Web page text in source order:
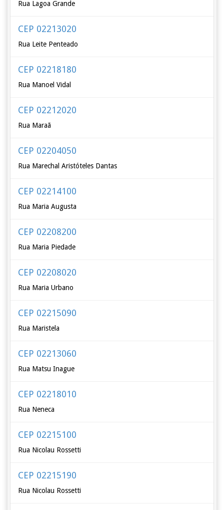
Rua Lagoa Grande
CEP 02213020
Rua Leite Penteado
CEP 02218180
Rua Manoel Vidal
CEP 02212020
Rua Maraã
CEP 02204050
Rua Marechal Aristóteles Dantas
CEP 02214100
Rua Maria Augusta
CEP 02208200
Rua Maria Piedade
CEP 02208020
Rua Maria Urbano
CEP 02215090
Rua Maristela
CEP 02213060
Rua Matsu Inague
CEP 02218010
Rua Neneca
CEP 02215100
Rua Nicolau Rossetti
CEP 02215190
Rua Nicolau Rossetti